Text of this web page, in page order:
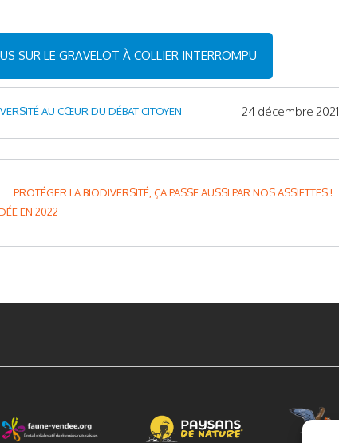
SUR LE GRAVELOT À COLLIER INTERROMPU
24 décembre 2021
AU CŒUR DU DÉBAT CITOYEN
PROTÉGER LA BIODIVERSITÉ, ÇA PASSE AUSSI PAR NOS ASSIETTES !
EN 2022